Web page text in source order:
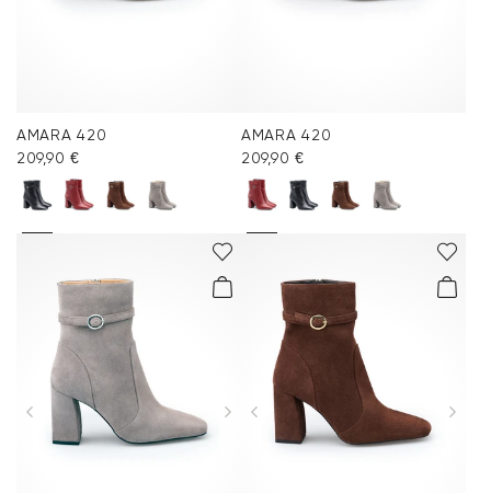
AMARA 420
209,90 €
AMARA 420
209,90 €